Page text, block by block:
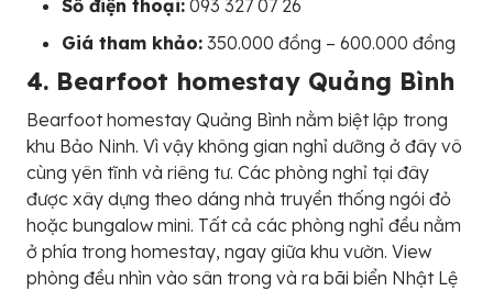
Số điện thoại: 093 327 07 26
Giá tham khảo: 350.000 đồng – 600.000 đồng
4. Bearfoot homestay Quảng Bình
Bearfoot homestay Quảng Bình nằm biệt lập trong
khu Bảo Ninh. Vì vậy không gian nghỉ dưỡng ở đây vô
cùng yên tĩnh và riêng tư. Các phòng nghỉ tại đây
được xây dựng theo dáng nhà truyền thống ngói đỏ
hoặc bungalow mini. Tất cả các phòng nghỉ đều nằm
ở phía trong homestay, ngay giữa khu vườn. View
phòng đều nhìn vào sân trong và ra bãi biển Nhật Lệ